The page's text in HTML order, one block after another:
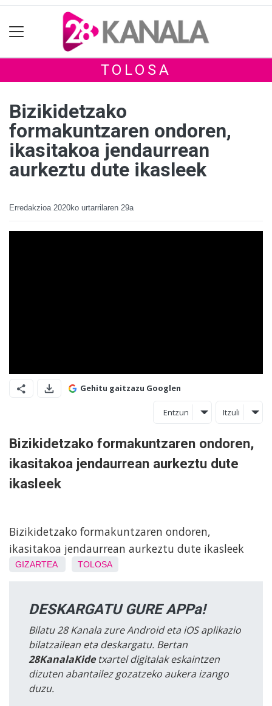
TOLOSA
Bizikidetzako
formakuntzaren ondoren,
ikasitakoa jendaurrean
aurkeztu dute ikasleek
Erredakzioa 2020ko urtarrilaren 29a
Gehitu gaitzazu Googlen
Entzun Itzuli
Bizikidetzako formakuntzaren ondoren,
ikasitakoa jendaurrean aurkeztu dute
ikasleek
Bizikidetzako formakuntzaren ondoren,
ikasitakoa jendaurrean aurkeztu dute ikasleek
GIZARTEA TOLOSA
DESKARGATU GURE APPa!
Bilatu 28 Kanala zure Android eta iOS aplikazio
bilatzailean eta deskargatu. Bertan
28KanalaKidetxartel digitalak eskaintzen
dizuten abantailez gozatzeko aukera izango
duzu.